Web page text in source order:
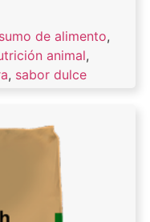
de alimento,
animal,
, sabor dulce